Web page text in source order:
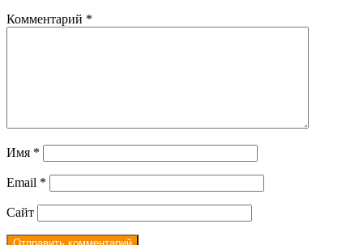
Комментарий *
Имя *
Email *
Сайт